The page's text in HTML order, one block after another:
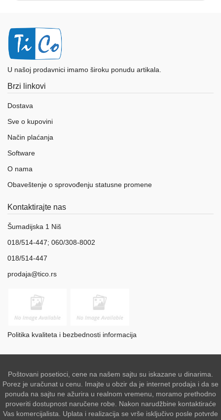
U našoj prodavnici imamo široku ponudu artikala.
Brzi linkovi
Dostava
Sve o kupovini
Način plaćanja
Software
O nama
Obaveštenje o sprovođenju statusne promene
Kontaktirajte nas
Šumadijska 1 Niš
018/514-447; 060/308-8002
018/514-447
prodaja@tico.rs
Politika kvaliteta i bezbednosti informacija
Poštovani posetioci, cene na našem sajtu su iskazane u dinarima.
Porez je uračunat u cenu. Imajte u obzir da je internet prodaja i da se
ponuda na sajtu ne ažurira u realnom vremenu, moramo prethodno
proveriti dostupnost naručene robe. Nakon narudžbine kontaktiraće
Vas komercijalista. Uplata i realizacija se vrše isključivo posle potvrde